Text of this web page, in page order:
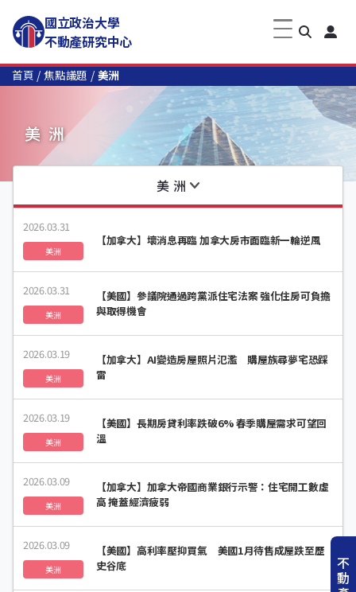
國立政治大學
不動產研究中心
首頁 焦點議題 美洲
美洲
美洲
2026.03.31
美洲
【加拿大】壞消息再臨 加拿大房市面臨新一輪逆風
2026.03.31
美洲
【美國】參議院通過跨黨派住宅法案 強化住房可負擔
與取得機會
2026.03.19
美洲
【加拿大】AI變造房屋照片氾濫 購屋族尋夢宅恐踩
雷
2026.03.19
美洲
【美國】長期房貸利率跌破6% 春季購屋需求可望回
溫
2026.03.09
美洲
【加拿大】加拿大帝國商業銀行示警：住宅開工數虛
高 掩蓋經濟疲弱
2026.03.09
美洲
【美國】高利率壓抑買氣 美國1月待售成屋跌至歷
史谷底
不
動